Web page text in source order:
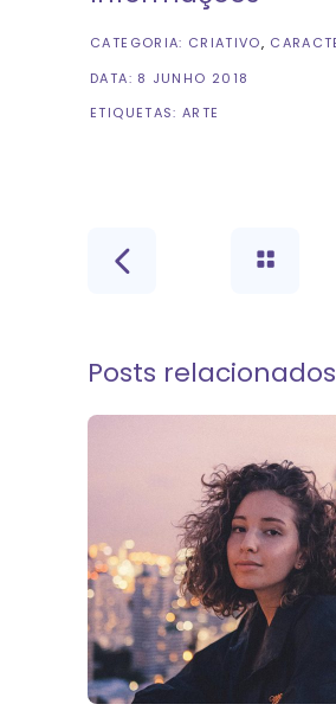
CATEGORIA: CRIATIVO
DATA: 8 JUNHO 2018
ETIQUETAS: ARTE
Posts relacionados